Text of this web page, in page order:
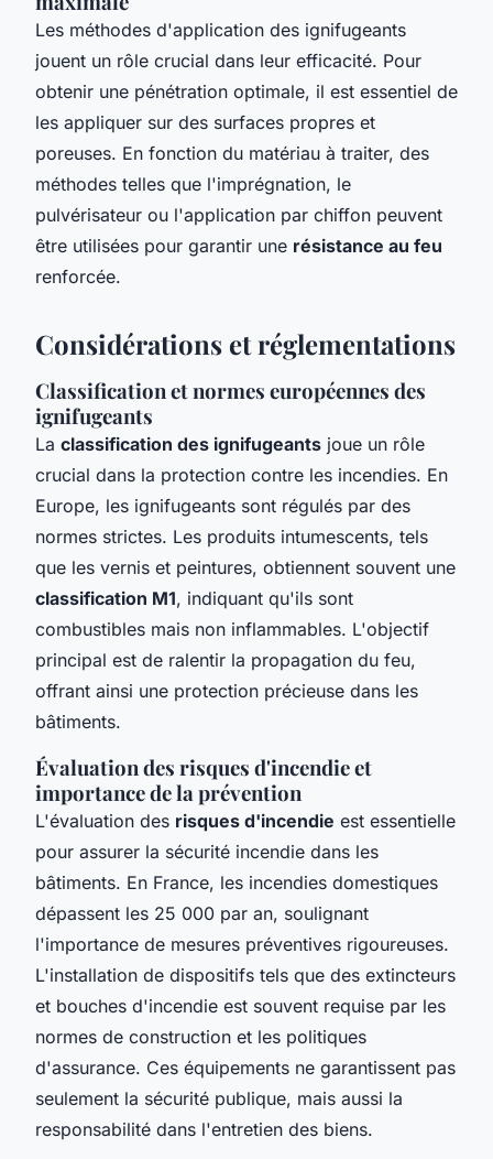
Les méthodes d'application des ignifugeants
jouent un rôle crucial dans leur efficacité. Pour
obtenir une pénétration optimale, il est essentiel de
les appliquer sur des surfaces propres et
poreuses. En fonction du matériau à traiter, des
méthodes telles que l'imprégnation, le
pulvérisateur ou l'application par chiffon peuvent
être utilisées pour garantir une résistance au feu
renforcée.
Considérations et réglementations
Classification et normes européennes des
ignifugeants
La classification des ignifugeants joue un rôle
crucial dans la protection contre les incendies. En
Europe, les ignifugeants sont régulés par des
normes strictes. Les produits intumescents, tels
que les vernis et peintures, obtiennent souvent une
classification M1, indiquant qu'ils sont
combustibles mais non inflammables. L'objectif
principal est de ralentir la propagation du feu,
offrant ainsi une protection précieuse dans les
bâtiments.
Évaluation des risques d'incendie et
importance de la prévention
L'évaluation des risques d'incendie est essentielle
pour assurer la sécurité incendie dans les
bâtiments. En France, les incendies domestiques
dépassent les 25 000 par an, soulignant
l'importance de mesures préventives rigoureuses.
L'installation de dispositifs tels que des extincteurs
et bouches d'incendie est souvent requise par les
normes de construction et les politiques
d'assurance. Ces équipements ne garantissent pas
seulement la sécurité publique, mais aussi la
responsabilité dans l'entretien des biens.